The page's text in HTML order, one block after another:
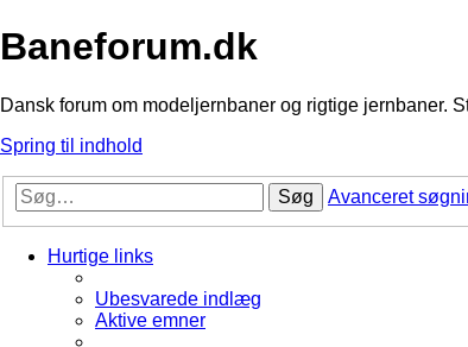
Baneforum.dk
Dansk forum om modeljernbaner og rigtige jernbaner.
Spring til indhold
Søg Avanceret
Hurtige links
Ubesvarede indlæg
Aktive emner